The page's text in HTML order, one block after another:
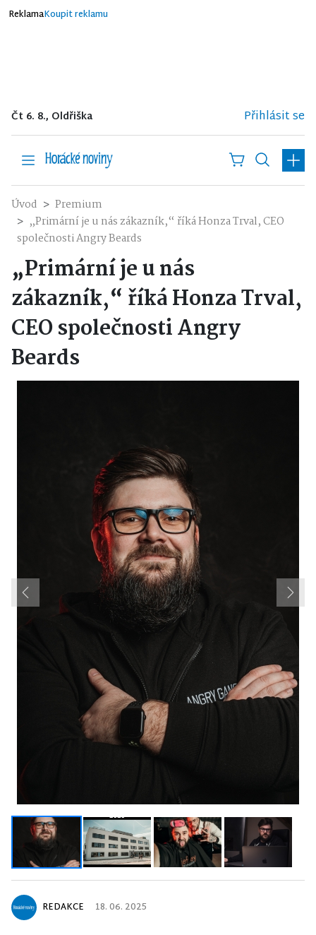
ReklamaKoupit reklamu
Čt 6. 8., Oldřiška Přihlásit se
Úvod
Premium
„Primární je u nás zákazník,“ říká Honza Trval, CEO
společnosti Angry Beards
„Primární je u nás
zákazník,“ říká Honza Trval,
CEO společnosti Angry
Beards
Previous Next
REDAKCE 18. 06. 2025